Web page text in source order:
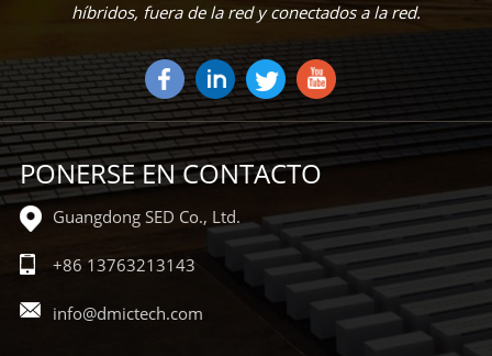
híbridos, fuera de la red y conectados a la red.
PONERSE EN CONTACTO
Guangdong SED Co., Ltd.
+86 13763213143
info@dmictech.com